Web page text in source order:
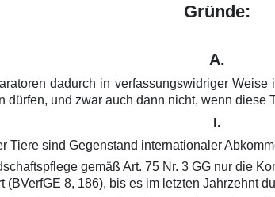
Gründe:
A.
dadurch in verfassungswidriger
und zwar auch dann nicht, wenn diese
I.
Tiere sind Gegenstand internationaler
gemäß Art. 75 Nr. 3 GG nur die
8, 186), bis es im letzten Jahrzehnt